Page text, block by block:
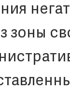
зоны